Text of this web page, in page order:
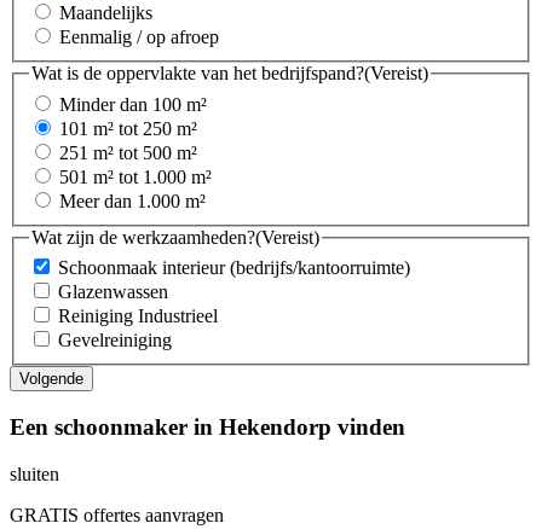
Maandelijks
Eenmalig / op afroep
Wat is de oppervlakte van het bedrijfspand?(Vereist)
Minder dan 100 m²
101 m² tot 250 m²
251 m² tot 500 m²
501 m² tot 1.000 m²
Meer dan 1.000 m²
Wat zijn de werkzaamheden?(Vereist)
Schoonmaak interieur (bedrijfs/kantoorruimte)
Glazenwassen
Reiniging Industrieel
Gevelreiniging
Een schoonmaker in Hekendorp vinden
sluiten
GRATIS offertes aanvragen